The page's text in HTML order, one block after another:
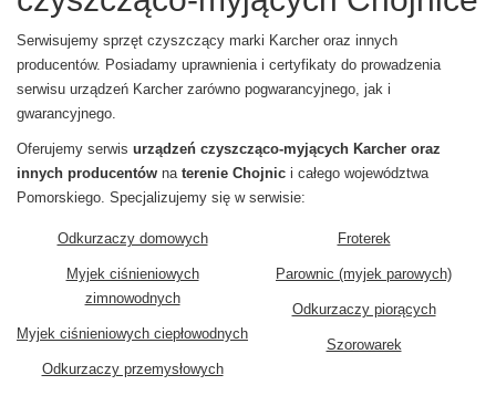
Serwisujemy sprzęt czyszczący marki Karcher oraz innych
producentów. Posiadamy uprawnienia i certyfikaty do prowadzenia
serwisu urządzeń Karcher zarówno pogwarancyjnego, jak i
gwarancyjnego.
Oferujemy serwis urządzeń czyszcząco-myjących Karcher oraz
innych producentów na terenie Chojnic i całego województwa
Pomorskiego. Specjalizujemy się w serwisie:
Odkurzaczy domowych
Myjek ciśnieniowych
zimnowodnych
Myjek ciśnieniowych ciepłowodnych
Odkurzaczy przemysłowych
Froterek
Parownic (myjek parowych)
Odkurzaczy piorących
Szorowarek